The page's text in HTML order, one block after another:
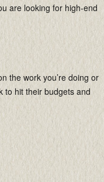
are looking for high-end
the work you’re doing or
to hit their budgets and